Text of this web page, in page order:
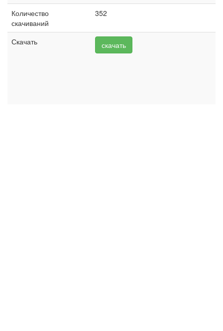
Количество
скачиваний
352
Скачать скачать